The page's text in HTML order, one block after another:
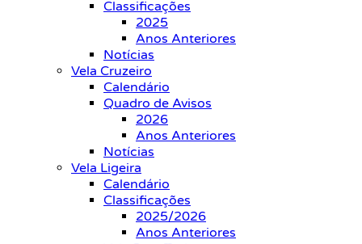
Classificações
2025
Anos Anteriores
Notícias
Vela Cruzeiro
Calendário
Quadro de Avisos
2026
Anos Anteriores
Notícias
Vela Ligeira
Calendário
Classificações
2025/2026
Anos Anteriores